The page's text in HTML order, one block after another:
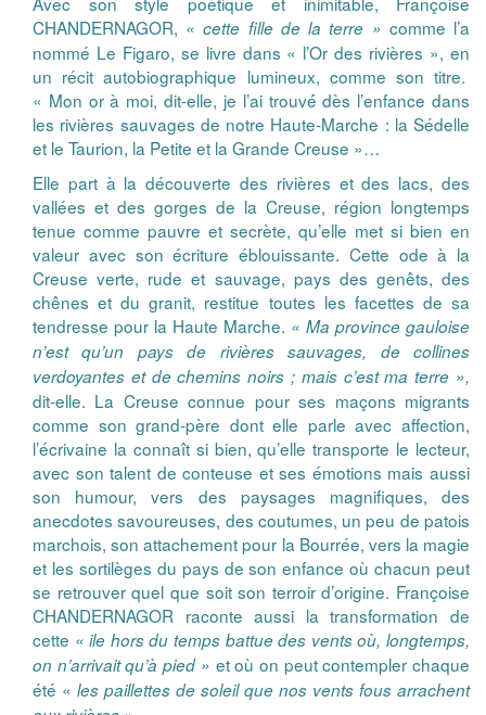
CHANDERNAGOR, « cette fille de la terre » comme l’a
nommé Le Figaro, se livre dans « l’Or des rivières », en
un récit autobiographique lumineux, comme son titre.
« Mon or à moi, dit-elle, je l’ai trouvé́ dès l’enfance dans
les rivières sauvages de notre Haute-Marche : la Sédelle
et le Taurion, la Petite et la Grande Creuse »…
Elle part à la découverte des rivières et des lacs, des
vallées et des gorges de la Creuse, région longtemps
tenue comme pauvre et secrète, qu’elle met si bien en
valeur avec son écriture éblouissante. Cette ode à la
Creuse verte, rude et sauvage, pays des genêts, des
chênes et du granit, restitue toutes les facettes de sa
tendresse pour la Haute Marche. « Ma province gauloise
n’est qu’un pays de rivières sauvages, de collines
verdoyantes et de chemins noirs ; mais c’est ma terre »,
dit-elle. La Creuse connue pour ses maçons migrants
comme son grand-père dont elle parle avec affection,
l’écrivaine la connaît si bien, qu’elle transporte le lecteur,
avec son talent de conteuse et ses émotions mais aussi
son humour, vers des paysages magnifiques, des
anecdotes savoureuses, des coutumes, un peu de patois
marchois, son attachement pour la Bourrée, vers la magie
et les sortilèges du pays de son enfance où chacun peut
se retrouver quel que soit son terroir d’origine. Françoise
CHANDERNAGOR raconte aussi la transformation de
cette « ile hors du temps battue des vents où, longtemps,
on n’arrivait qu’à pied » et où on peut contempler chaque
été « les paillettes de soleil que nos vents fous arrachent